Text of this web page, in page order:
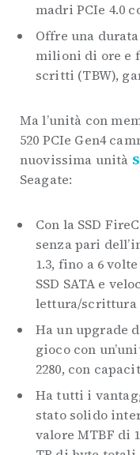
madri PCIe 4.0
Offre una
milioni di ore e
scritti (TBW),
Ma l’unità con
520 PCIe Gen4
nuovissima unità
Seagate:
Con la SSD
senza pari
1.3, fino a 6
SSD SATA e
lettura/scrittura
Ha un upgrade
gioco con
2280, con
Ha tutti i
stato solido
valore MTBF di